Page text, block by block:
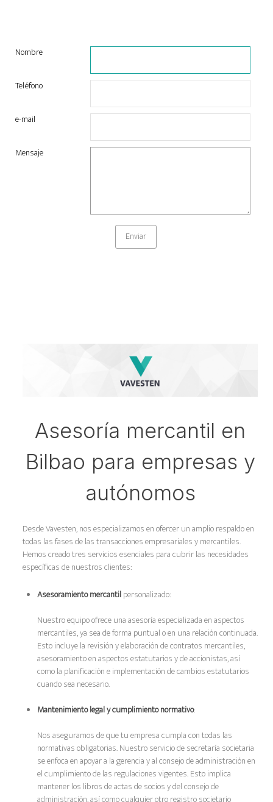
Nombre
Teléfono
e-mail
Mensaje
Asesoría mercantil en
Bilbao para empresas y
autónomos
Desde Vavesten, nos especializamos en ofercer un amplio respaldo en
todas las fases de las transacciones empresariales y mercantiles.
Hemos creado tres servicios esenciales para cubrir las necesidades
específicas de nuestros clientes:
Asesoramiento mercantilpersonalizado:
Nuestro equipo ofrece una asesoría especializada en aspectos
mercantiles, ya sea de forma puntual o en una relación continuada.
Esto incluye la revisión y elaboración de contratos mercantiles,
asesoramiento en aspectos estatutarios y de accionistas, así
como la planificación e implementación de cambios estatutarios
cuando sea necesario.
Mantenimiento legal y cumplimiento normativo:
Nos aseguramos de que tu empresa cumpla con todas las
normativas obligatorias. Nuestro servicio de secretaría societaria
se enfoca en apoyar a la gerencia y al consejo de administración en
el cumplimiento de las regulaciones vigentes. Esto implica
mantener los libros de actas de socios y del consejo de